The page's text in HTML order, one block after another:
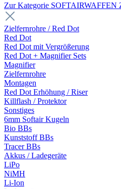
Zur Kategorie SOFTAIRWAFFEN
Zielfernrohre / Red Dot
Red Dot
Red Dot mit Vergrößerung
Red Dot + Magnifier Sets
Magnifier
Zielfernrohre
Montagen
Red Dot Erhöhung / Riser
Killflash / Protektor
Sonstiges
6mm Softair Kugeln
Bio BBs
Kunststoff BBs
Tracer BBs
Akkus / Ladegeräte
LiPo
NiMH
Li-Ion